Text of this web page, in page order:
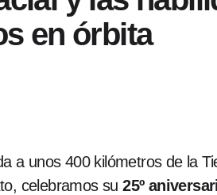
en órbita
a unos 400 kilómetros de la
celebramos su25º